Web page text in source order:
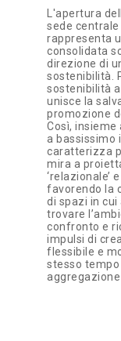
L'apertura
sede centrale
rappresenta
consolidata
direzione di
sostenibilità.
sostenibilità a
unisce la
promozione
Così,
a bassissimo
caratterizza
mira a
‘relazionale’
favorendo la
di spazi in
trovare
confronto e
impulsi di
flessibile e
stesso